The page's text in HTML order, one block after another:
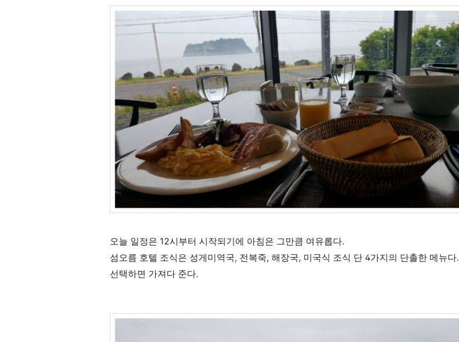
오늘 일정은 12시부터 시작되기에 아침은 그만큼 여유롭다.
섬오름 호텔 조식은 성게미역국, 전복죽, 해장국, 미국식 조식 단 4가지의 단촐한 메뉴다.
선택하면 가져다 준다.